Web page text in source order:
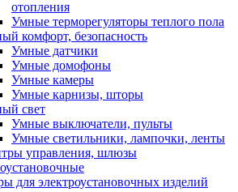
отопления
Умные терморегуляторы теплого пола
комфорт, безопасность
Умные датчики
Умные домофоны
Умные камеры
Умные карнизы, шторы
свет
Умные выключатели, пульты
Умные светильники, лампочки, ленты
управления, шлюзы
для электроустановочных изделий